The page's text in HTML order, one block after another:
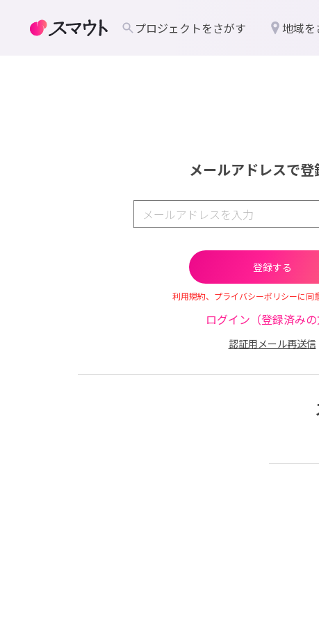
メールアドレスで登
利用規約、プライバシーポリシーに同
ログイン（登録済みの
認証用メール再送信
プロジェクトをさがす 地域を